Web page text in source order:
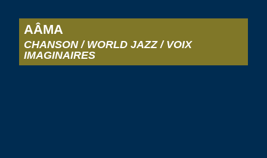
AÂMA
CHANSON / WORLD JAZZ / VOIX
IMAGINAIRES